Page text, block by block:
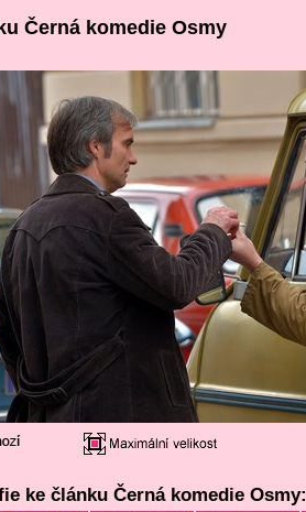
Černá komedie Osmy
ke článku Černá komedie Osmy: